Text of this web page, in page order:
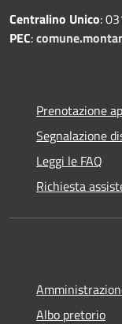
Centralino Unico:
PEC:
Prenotazione
Segnalazione
Leggi le FAQ
Richiesta
Albo pretorio